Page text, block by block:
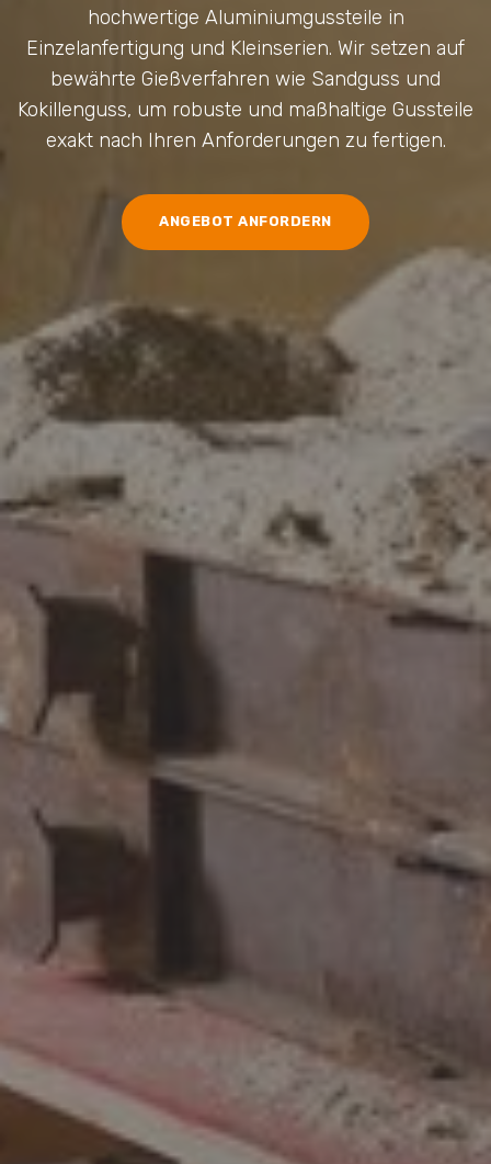
hochwertige Aluminiumgussteile in
Einzelanfertigung und Kleinserien. Wir setzen auf
bewährte Gießverfahren wie Sandguss und
Kokillenguss, um robuste und maßhaltige Gussteile
exakt nach Ihren Anforderungen zu fertigen.
ANGEBOT ANFORDERN